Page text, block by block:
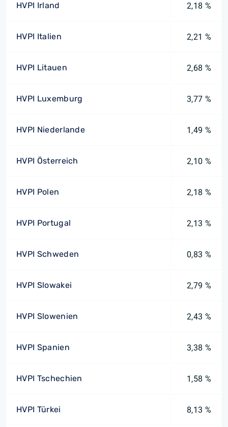
HVPI Irland 2,18 %
HVPI Italien 2,21 %
HVPI Litauen 2,68 %
HVPI Luxemburg 3,77 %
HVPI Niederlande 1,49 %
HVPI Österreich 2,10 %
HVPI Polen 2,18 %
HVPI Portugal 2,13 %
HVPI Schweden 0,83 %
HVPI Slowakei 2,79 %
HVPI Slowenien 2,43 %
HVPI Spanien 3,38 %
HVPI Tschechien 1,58 %
HVPI Türkei 8,13 %